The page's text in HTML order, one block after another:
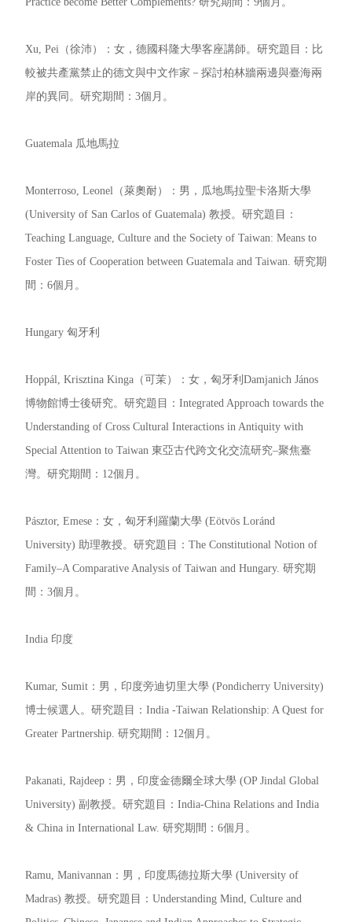
Xu, Pei（徐沛）：女，德國科隆大學客座講師。研究題目：比
較被共產黨禁止的德文與中文作家－探討柏林牆兩邊與臺海兩
岸的異同。研究期間：3個月。
Guatemala 瓜地馬拉
Monterroso, Leonel（萊奧耐）：男，瓜地馬拉聖卡洛斯大學
(University of San Carlos of Guatemala) 教授。研究題目：
Teaching Language, Culture and the Society of Taiwan: Means to
Foster Ties of Cooperation between Guatemala and Taiwan. 研究期
間：6個月。
Hungary 匈牙利
Hoppál, Krisztina Kinga（可茉）：女，匈牙利Damjanich János
博物館博士後研究。研究題目：Integrated Approach towards the
Understanding of Cross Cultural Interactions in Antiquity with
Special Attention to Taiwan 東亞古代跨文化交流研究–聚焦臺
灣。研究期間：12個月。
Pásztor, Emese：女，匈牙利羅蘭大學 (Eötvös Loránd
University) 助理教授。研究題目：The Constitutional Notion of
Family–A Comparative Analysis of Taiwan and Hungary. 研究期
間：3個月。
India 印度
Kumar, Sumit：男，印度旁迪切里大學 (Pondicherry University)
博士候選人。研究題目：India -Taiwan Relationship: A Quest for
Greater Partnership. 研究期間：12個月。
Pakanati, Rajdeep：男，印度金德爾全球大學 (OP Jindal Global
University) 副教授。研究題目：India-China Relations and India
& China in International Law. 研究期間：6個月。
Ramu, Manivannan：男，印度馬德拉斯大學 (University of
Madras) 教授。研究題目：Understanding Mind, Culture and